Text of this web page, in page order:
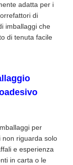
adatta per i
di
imballaggi che
di tenuta facile
per
non riguarda solo
e esperienza
in carta o le